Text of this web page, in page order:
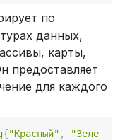
по
данных,
карты,
предоставляет
для каждого
{"Красный" ,
"Зеле